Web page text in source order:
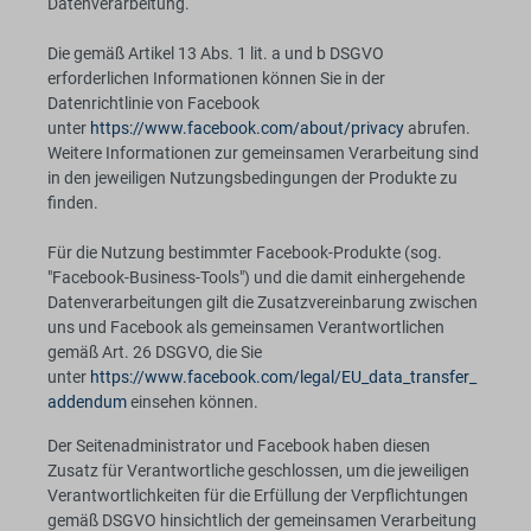
Die gemäß Artikel 13 Abs. 1 lit. a und b DSGVO
erforderlichen Informationen können Sie in der
Datenrichtlinie von Facebook
unter https://www.facebook.com/about/privacyabrufen.
Weitere Informationen zur gemeinsamen Verarbeitung sind
in den jeweiligen Nutzungsbedingungen der Produkte zu
finden.
Für die Nutzung bestimmter Facebook-Produkte (sog.
"Facebook-Business-Tools") und die damit einhergehende
Datenverarbeitungen gilt die Zusatzvereinbarung zwischen
uns und Facebook als gemeinsamen Verantwortlichen
gemäß Art. 26 DSGVO, die Sie
unter https://www.facebook.com/legal/EU_data_transfer_
addendumeinsehen können.
Der Seitenadministrator und Facebook haben diesen
Zusatz für Verantwortliche geschlossen, um die jeweiligen
Verantwortlichkeiten für die Erfüllung der Verpflichtungen
gemäß DSGVO hinsichtlich der gemeinsamen Verarbeitung